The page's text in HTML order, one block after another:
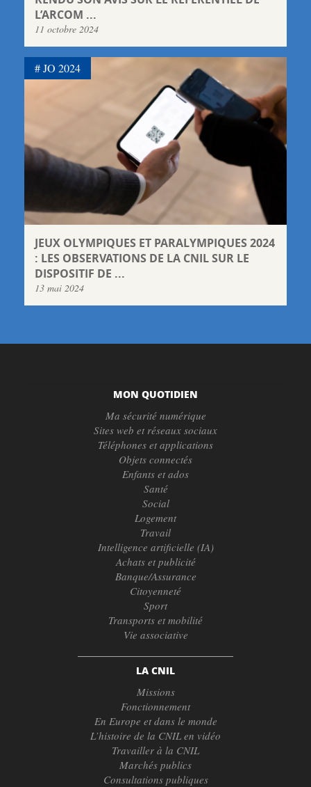
L’ARCOM ...
11 octobre 2024
JEUX OLYMPIQUES ET PARALYMPIQUES 2024
: LES OBSERVATIONS DE LA CNIL SUR LE
DISPOSITIF DE ...
13 mai 2024
JO 2024
MON QUOTIDIEN
Ma sécurité numérique
Sites web et réseaux sociaux
Téléphones et applications
Objets connectés
Enfants et ados
Santé
Social
Logement
Travail
Intelligence artificielle (IA)
Achats et publicité
Banque/Assurance
Citoyenneté
Sport
Transports et mobilité
Vie associative
LA CNIL
Missions
Fonctionnement
En Europe et dans le monde
L’histoire de la CNIL en vidéo
Travailler à la CNIL
Marchés publics
Consultations publiques